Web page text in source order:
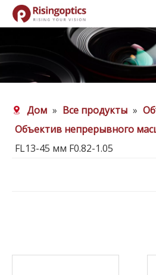
Дом » Все продукты »
Объектив непрерывного
FL13-45 мм F0.82-1.05